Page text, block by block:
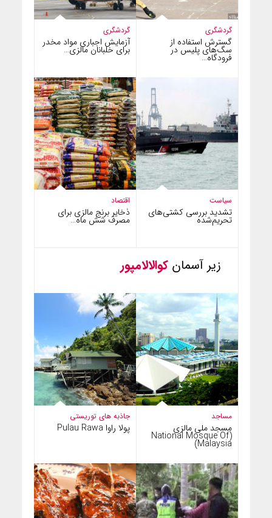
گردشگری
آزمایش اجباری مواد مخدر
برای خلبانان مالزی…
گردشگری
گسترش استفاده از
سگ‌های پلیس در
فرودگاه…
اقتصاد
ذخایر برنج مالزی برای
مصرف شش ماه…
سیاست
تشدید بررسی کشتی‌های
تحریم‌شده
زیر آسمان کوالالامپور
جاذبه های توریستی
پولا راوا Pulau Rawa
مساجد
مسجد ملی مالزی
(National Mosque Of
Malaysia)